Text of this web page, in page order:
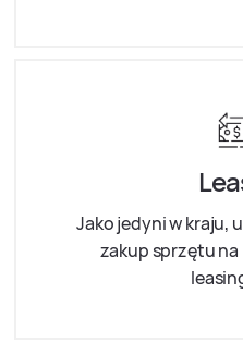
Jako jedyni w kraju,
zakup sprzętu